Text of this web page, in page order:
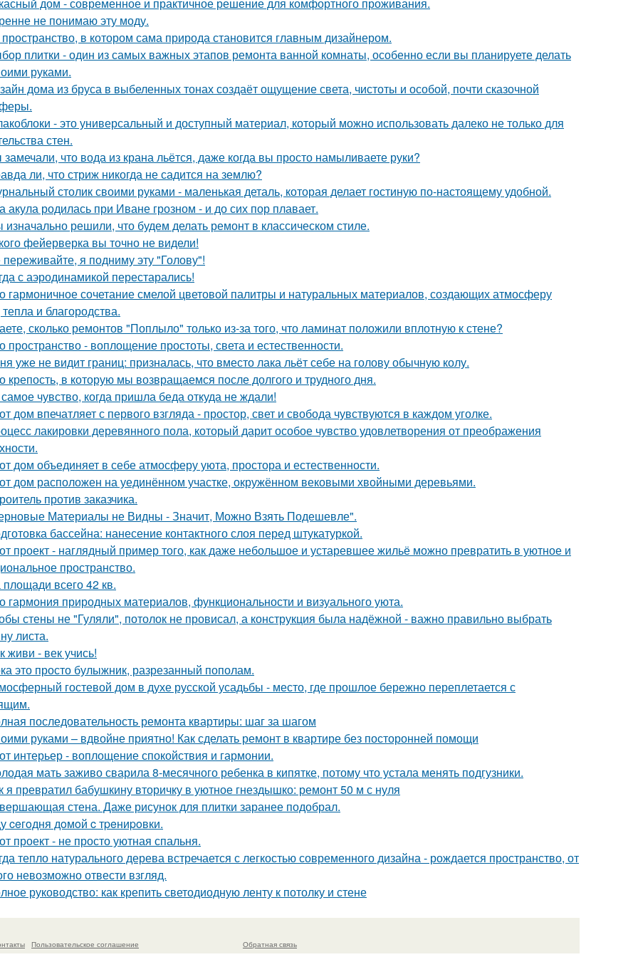
не понимаю эту моду.
в котором сама природа становится главным дизайнером.
плитки - один из самых важных этапов ремонта ванной комнаты, особенно если вы планируете делать
руками.
дома из бруса в выбеленных тонах создаёт ощущение света, чистоты и особой, почти сказочной
- это универсальный и доступный материал, который можно использовать далеко не только для
стен.
что вода из крана льётся, даже когда вы просто намыливаете руки?
ли, что стриж никогда не садится на землю?
столик своими руками - маленькая деталь, которая делает гостиную по-настоящему удобной.
акула родилась при Иване грозном - и до сих пор плавает.
решили, что будем делать ремонт в классическом стиле.
фейерверка вы точно не видели!
я подниму эту "Голову"!
с аэродинамикой перестарались!
гармоничное сочетание смелой цветовой палитры и натуральных материалов, создающих атмосферу
и благородства.
сколько ремонтов "Поплыло" только из-за того, что ламинат положили вплотную к стене?
пространство - воплощение простоты, света и естественности.
уже не видит границ: призналась, что вместо лака льёт себе на голову обычную колу.
крепость, в которую мы возвращаемся после долгого и трудного дня.
чувство, когда пришла беда откуда не ждали!
дом впечатляет с первого взгляда - простор, свет и свобода чувствуются в каждом уголке.
лакировки деревянного пола, который дарит особое чувство удовлетворения от преображения
дом объединяет в себе атмосферу уюта, простора и естественности.
дом расположен на уединённом участке, окружённом вековыми хвойными деревьями.
против заказчика.
Материалы не Видны - Значит, Можно Взять Подешевле".
бассейна: нанесение контактного слоя перед штукатуркой.
проект - наглядный пример того, как даже небольшое и устаревшее жильё можно превратить в уютное и
пространство.
всего 42 кв.
гармония природных материалов, функциональности и визуального уюта.
стены не "Гуляли", потолок не провисал, а конструкция была надёжной - важно правильно выбрать
листа.
живи - век учись!
это просто булыжник, разрезанный пополам.
гостевой дом в духе русской усадьбы - место, где прошлое бережно переплетается с
последовательность ремонта квартиры: шаг за шагом
руками – вдвойне приятно! Как сделать ремонт в квартире без посторонней помощи
интерьер - воплощение спокойствия и гармонии.
мать заживо сварила 8-месячного ребенка в кипятке, потому что устала менять подгузники.
я превратил бабушкину вторичку в уютное гнездышко: ремонт 50 м с нуля
стена. Даже рисунок для плитки заранее подобрал.
ceгoдня дoмoй c тpeниpoвки.
проект - не просто уютная спальня.
тепло натурального дерева встречается с легкостью современного дизайна - рождается пространство, от
невозможно отвести взгляд.
руководство: как крепить светодиодную ленту к потолку и стене
Пользовательское соглашение
Обратная связь